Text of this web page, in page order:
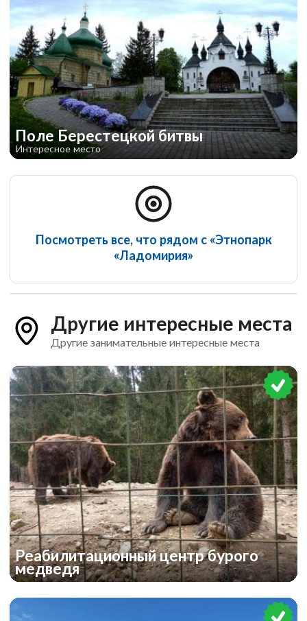
Поле Берестецкой битвы
Интересное место
Посмотреть все, что рядом с «Этнопарк
«Ладомирия»
Другие интересные места
Другие занимательные интересные места
Реабилитационный центр бурого
медведя